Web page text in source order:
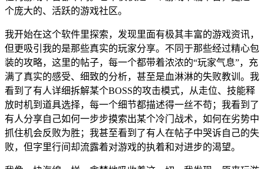
个庞大的、活跃的游戏社区。
我开始在这个软件里探索，发现里面有极其丰富的游戏资讯，
但更吸引我的是那些真实的玩家分享。不同于那些经过精心包
装的攻略，这里的帖子，每一个都带着浓浓的“玩家气息”，充
满了真实的感受、细致的分析，甚至是血淋淋的失败教训。我
看到了有人详细拆解某个BOSS的攻击模式，从走位、技能释
放时机到道具选择，每一个细节都描述得一丝不苟；我看到了
有人分享自己如何一步步摸索出某个冷门战术，如何在劣势中
抓住机会反败为胜；我甚至看到了有人在帖子中哭诉自己的失
败，但字里行间却流露着对游戏的执着和对进步的渴望。